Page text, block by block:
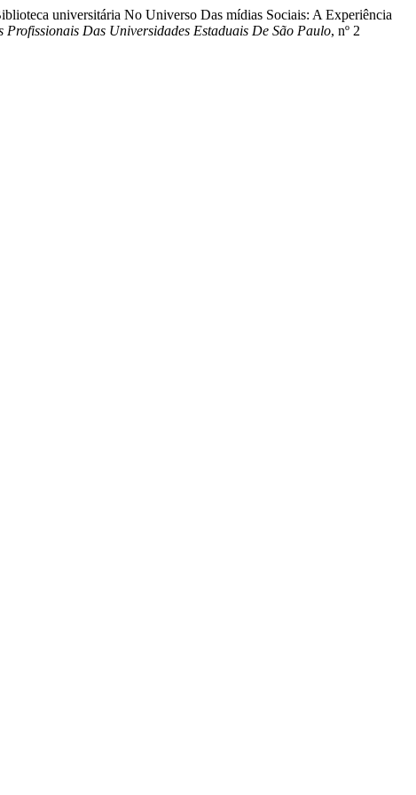
universitária No Universo Das mídias Sociais: A Experiência
Profissionais Das Universidades Estaduais De São Paulo, nº 2